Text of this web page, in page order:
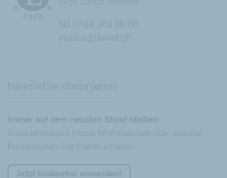
Chatbot
+41 (0)44 364 16 66
institut@libinst.ch
Newsletter abonnieren
Jetzt kostenfrei anmelden!